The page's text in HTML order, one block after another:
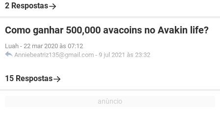
2 Respostas
Como ganhar 500,000 avacoins no Avakin life?
Luah - 22 mar 2020 às 07:12
Anniebeatriz135@gmail.com - 9 jul 2021 às 23:32
15 Respostas